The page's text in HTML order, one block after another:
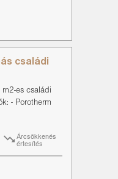
családi
es családi
- Porotherm
Árcsökkenés
értesítés